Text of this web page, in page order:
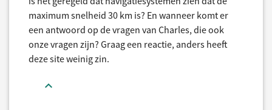
maximum snelheid 30 km is? En wanneer komt er
een antwoord op de vragen van Charles, die ook
onze vragen zijn? Graag een reactie, anders heeft
deze site weinig zin.